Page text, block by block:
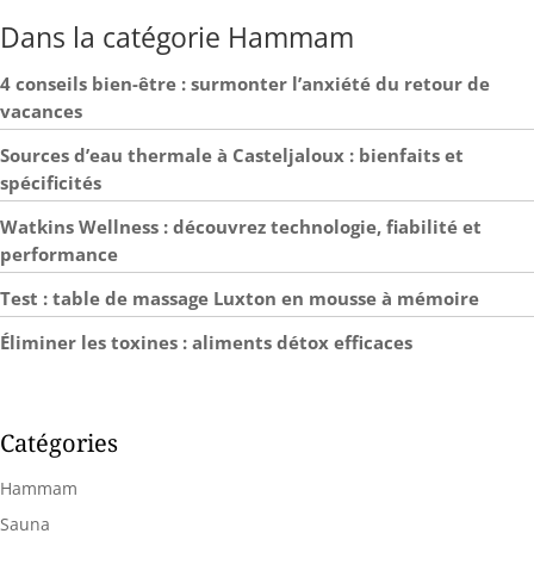
Dans la catégorie Hammam
4 conseils bien-être : surmonter l’anxiété du retour de
vacances
Sources d’eau thermale à Casteljaloux : bienfaits et
spécificités
Watkins Wellness : découvrez technologie, fiabilité et
performance
Test : table de massage Luxton en mousse à mémoire
Éliminer les toxines : aliments détox efficaces
Catégories
Hammam
Sauna